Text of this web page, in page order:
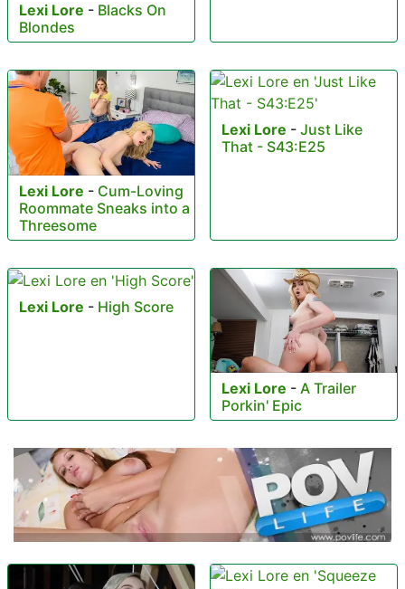
Lexi Lore - Blacks On
Blondes
Lexi Lore - Cum-Loving
Roommate Sneaks into a
Threesome
Lexi Lore - Just Like
That - S43:E25
Lexi Lore - High Score
Lexi Lore - A Trailer
Porkin' Epic